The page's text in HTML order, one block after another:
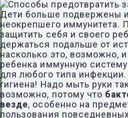
Дети больше подвержены
неокрепшего иммунитета.
защитить себя и своего
держаться подальше от
насколько это, возможно,
ребенка иммунную
для любого типа
гигиена! Надо мыть руки
возможно, потому что
везде, особенно на
пользования